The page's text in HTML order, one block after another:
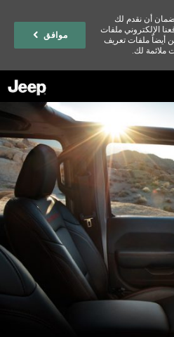
أن نقدم لك
الإلكتروني ملفات
أيضاً ملفات تعريف
ملائمة لك.
موافق